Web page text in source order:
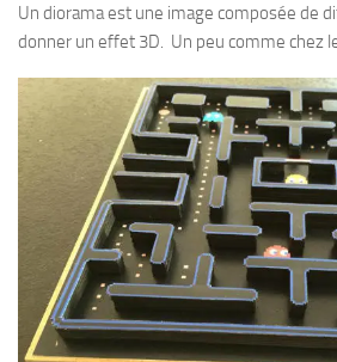
Un diorama est une image composée de
donner un effet 3D. Un peu comme chez